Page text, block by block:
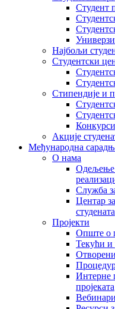
Студент
Најбољи
Студентски
Стипендије и
Акције
Међународна
О нама
Одељење
Служба
Центар
студената
Пројекти
Опште о
Текући и
Интерне
пројеката